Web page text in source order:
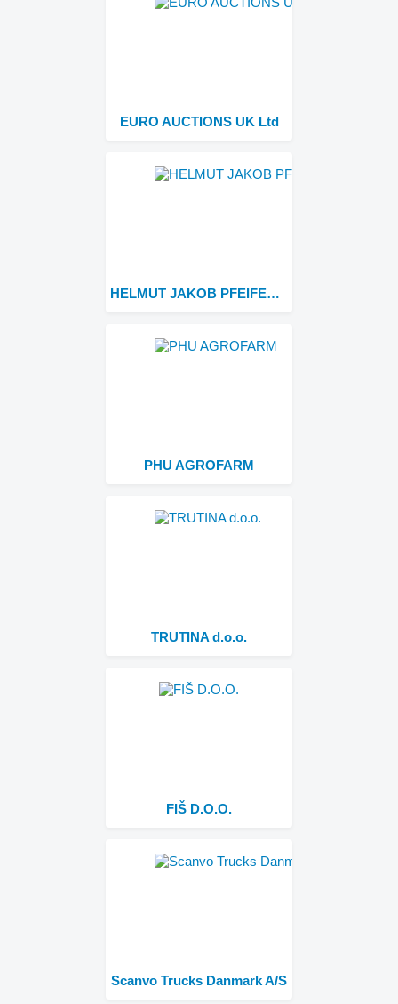
EURO AUCTIONS UK Ltd
HELMUT JAKOB PFEIFER Maschinen - Discount
PHU AGROFARM
TRUTINA d.o.o.
FIŠ D.O.O.
Scanvo Trucks Danmark A/S